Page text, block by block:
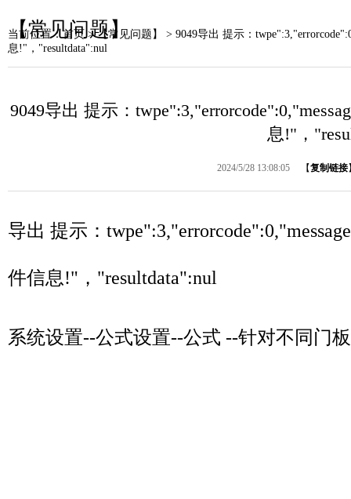
【常见问题】
当前位置：首页> 【常见问题】 > 9049导出 提示：
息!"，"resultdata":nul
9049导出 提示：
息!"，
2024/5/28 13:08:05 【复制链接
导出 提示：
件信息!"，"resultdata":nul
系统设置--公式设置--公式 --针对不同门